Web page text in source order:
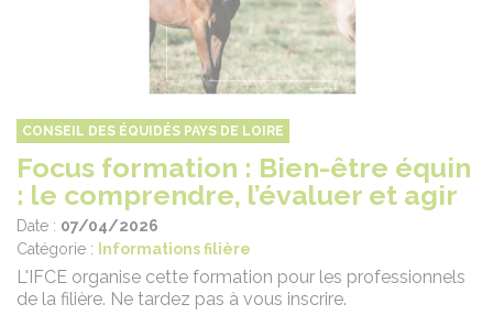
CONSEIL DES ÉQUIDÉS PAYS DE LOIRE
Focus formation : Bien-être équin
: le comprendre, l’évaluer et agir
Date : 07/04/2026
Catégorie :
Informations filière
L'IFCE organise cette formation pour les professionnels
de la filière. Ne tardez pas à vous inscrire.